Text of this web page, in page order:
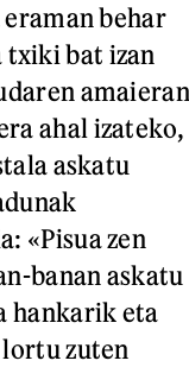
behar
txiki bat izan
amaieran
ahal izateko,
askatu
«Pisua zen
banan askatu
hankarik eta
zuten